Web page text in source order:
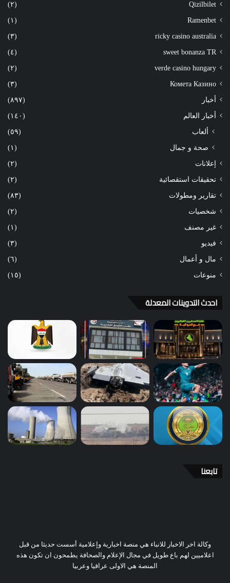
Qizilbilet (٢)
Ramenbet (١)
ricky casino australia (٣)
sweet bonanza TR (٤)
verde casino hungary (٢)
Комета Казино (٣)
أخبار (٨٩٧)
أخبار العالم (١٤٠)
ألعاب
(٥٩)
صحة و جمال
(١)
إعلانات (٢)
تحقيقات استقصائية (٢)
تقارير ومطولات (٨٣)
شخصيات (٢)
غير مصنف (١)
فيديو (٣)
مال و أعمال (٦)
منوعات (١٥)
احدث التدوينات المعدلة
تابعنا
وكالة اخر الاخبار للانباء هي منصة اخبارية وإعلامية أسست حديثا من قبل
اعلاميين لهم باع طويل في مجال الإعلام والصحافة يطمحون ان تكون هذه
المنصة هي الاولى عراقيا وعربيا